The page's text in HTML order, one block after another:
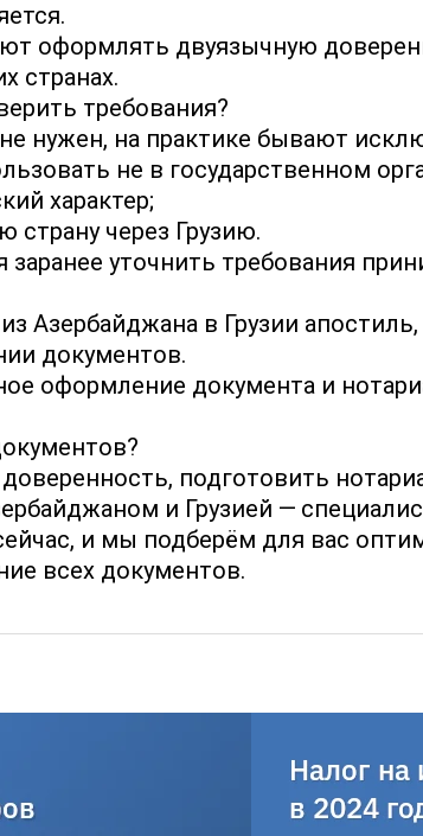
оформлять двуязычную
странах.
требования?
нужен, на практике бывают
не в государственном
характер;
страну через Грузию.
заранее уточнить требования
Азербайджана в Грузии
документов.
оформление документа и
подготовить
и Грузией —
и мы подберём для вас
всех документов.